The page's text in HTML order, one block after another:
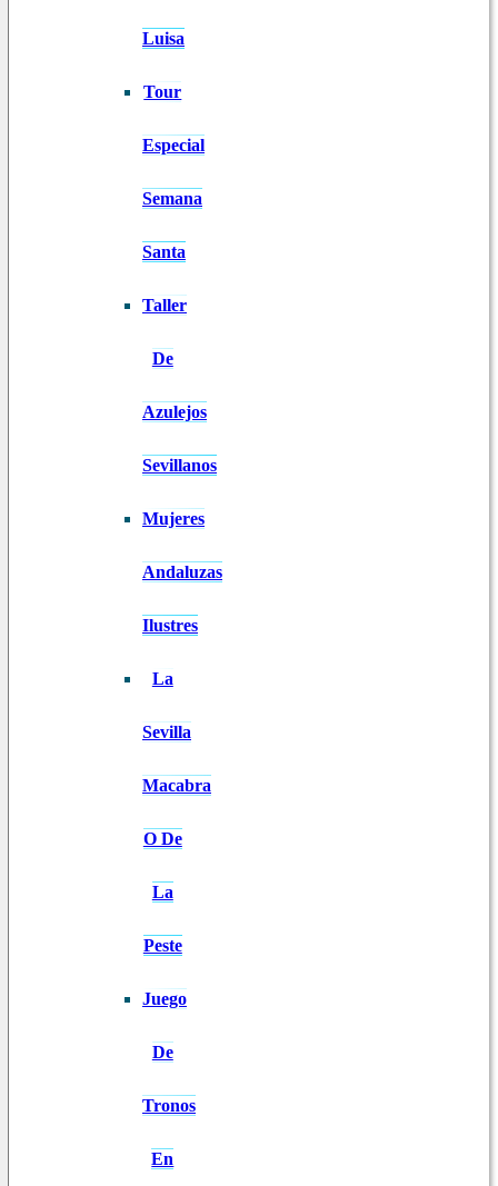
Luisa
Tour
Especial
Semana
Santa
Taller
De
Azulejos
Sevillanos
Mujeres
Andaluzas
Ilustres
La
Sevilla
Macabra
O De
La
Peste
Juego
De
Tronos
En